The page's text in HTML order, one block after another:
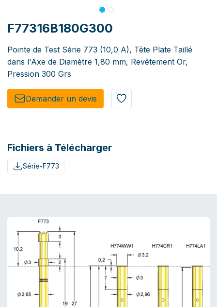
F77316B180G300
Pointe de Test Série 773 (10,0 A), Tête Plate Taillé
dans l'Axe de Diamètre 1,80 mm, Revêtement Or,
Pression 300 Grs
Demander un de​​vis​​
Fichiers à Télécharger
Série-F773